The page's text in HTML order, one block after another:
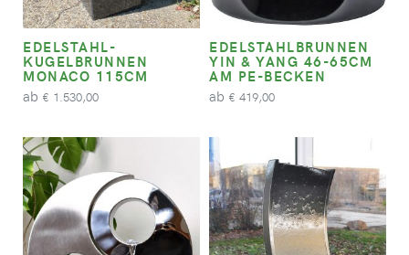
EDELSTAHL-
KUGELBRUNNEN
MONACO 115CM
ab € 1.530,00
EDELSTAHLBRUNNEN
YIN & YANG 46-65CM
AM PE-BECKEN
ab € 419,00